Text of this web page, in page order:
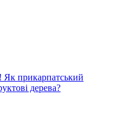
Як прикарпатський
дерева?